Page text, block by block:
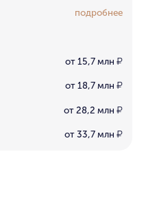
подробнее
от 15,7 млн ₽
от 18,7 млн ₽
от 28,2 млн ₽
от 33,7 млн ₽